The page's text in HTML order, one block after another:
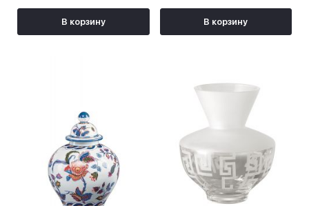
В корзину В корзину